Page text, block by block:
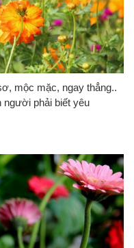
mộc mặc, ngay thẳng..
người phải biết yêu